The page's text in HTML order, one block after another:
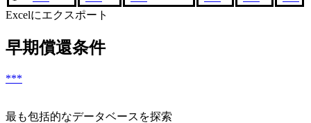
Excelにエクスポート
早期償還条件
***
最も包括的なデータベースを探索